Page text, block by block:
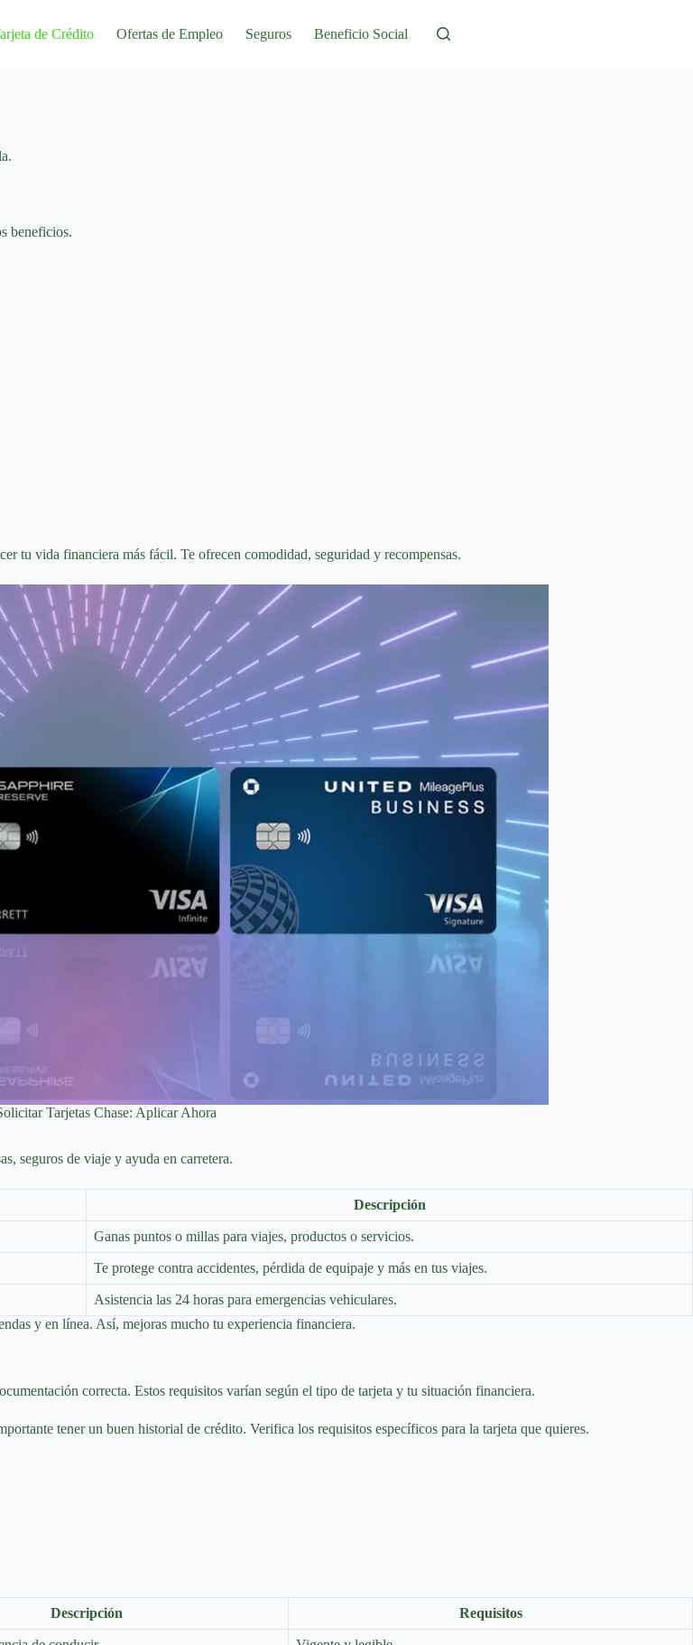
de Crédito Ofertas de Empleo Seguros Beneficio Social
beneficios.
tu vida financiera más fácil. Te ofrecen comodidad, seguridad y recompensas.
Tarjetas Chase: Aplicar Ahora
seguros de viaje y ayuda en carretera.
Descripción
Ganas puntos o millas para viajes, productos o servicios.
Te protege contra accidentes, pérdida de equipaje y más en tus viajes.
Asistencia las 24 horas para emergencias vehiculares.
y en línea. Así, mejoras mucho tu experiencia financiera.
correcta. Estos requisitos varían según el tipo de tarjeta y tu situación financiera.
tener un buen historial de crédito. Verifica los requisitos específicos para la tarjeta que quieres.
Descripción Requisitos